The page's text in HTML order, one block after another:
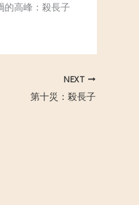
的高峰：殺長子
NEXT
第十災：殺長子